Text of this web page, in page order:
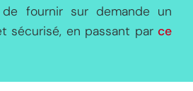
fournir sur demande un
sécurisé, en passant par ce